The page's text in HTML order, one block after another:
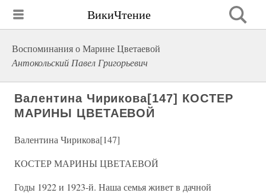
ВикиЧтение
Воспоминания о Марине Цветаевой
Антокольский Павел Григорьевич
Валентина Чирикова[147] КОСТЕР
МАРИНЫ ЦВЕТАЕВОЙ
Валентина Чирикова[147]
КОСТЕР МАРИНЫ ЦВЕТАЕВОЙ
Годы 1922 и 1923-й. Наша семья живет в дачной